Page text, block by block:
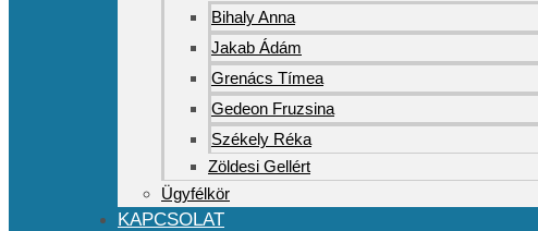
Bihaly Anna
Jakab Ádám
Grenács Tímea
Gedeon Fruzsina
Székely Réka
Zöldesi Gellért
Ügyfélkör
KAPCSOLAT